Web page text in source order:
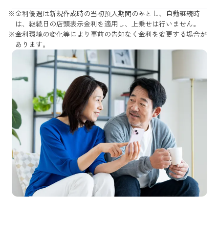
※金利優遇は新規作成時の当初預入期間のみとし、自動継続時
は、継続日の店頭表示金利を適用し、上乗せは行いません。
※金利環境の変化等により事前の告知なく金利を変更する場合が
あります。